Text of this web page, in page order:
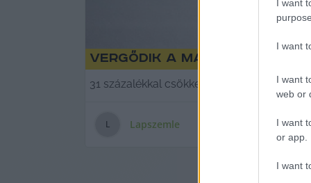
I want
I want
I want
web or
I want
or app.
I want
Vergődik a magyar
31 százalékkal csökkent az akkugyártás
L Lapszemle